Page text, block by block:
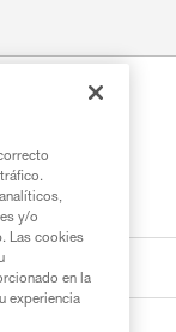
y/o
Las cookies
en la
experiencia